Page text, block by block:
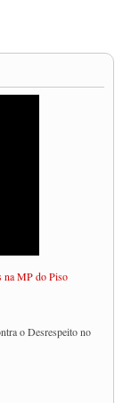
na MP do Piso
o Desrespeito no